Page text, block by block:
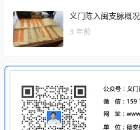
义门陈入闽支脉概况
3 年前